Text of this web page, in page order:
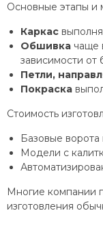
Основные этапы и
Каркас
Обшивка чаще
зависимости от
Петли,
Покраска
Стоимость
Базовые
Модели с
Многие компании
изготовления